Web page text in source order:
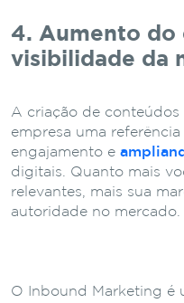
4. Aumento do
visibilidade da
A criação de
empresa uma
engajamento e
digitais. Quanto mais
relevantes, mais sua
autoridade no mercado.
O Inbound Marketing é